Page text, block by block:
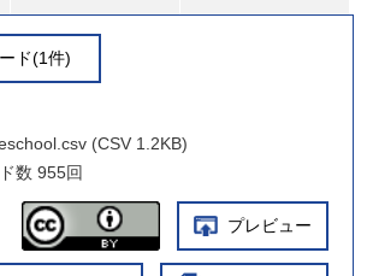
ド(1件)
(CSV 1.2KB)
数 955回
プレビュー